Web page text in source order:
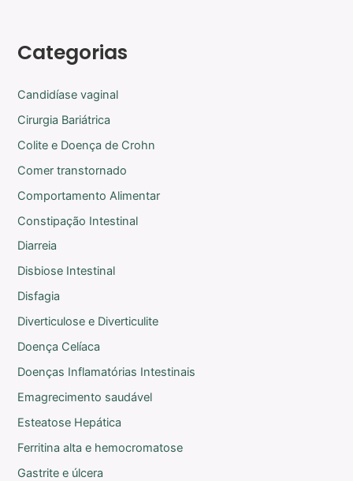
Categorias
Candidíase vaginal
Cirurgia Bariátrica
Colite e Doença de Crohn
Comer transtornado
Comportamento Alimentar
Constipação Intestinal
Diarreia
Disbiose Intestinal
Disfagia
Diverticulose e Diverticulite
Doença Celíaca
Doenças Inflamatórias Intestinais
Emagrecimento saudável
Esteatose Hepática
Ferritina alta e hemocromatose
Gastrite e úlcera